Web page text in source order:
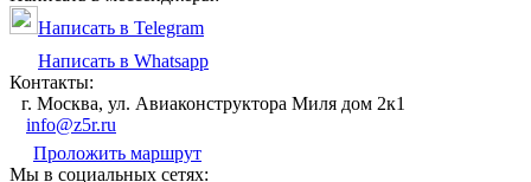
Написать в Telegram
Написать в Whatsapp
Контакты:
г. Москва, ул. Авиаконструктора Миля дом 2к1
info@z5r.ru
Проложить маршрут
Мы в социальных сетях: